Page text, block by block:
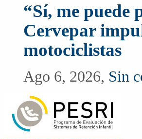
“Sí, me puede
Cervepar
motociclistas
Ago 6, 2026, Sin